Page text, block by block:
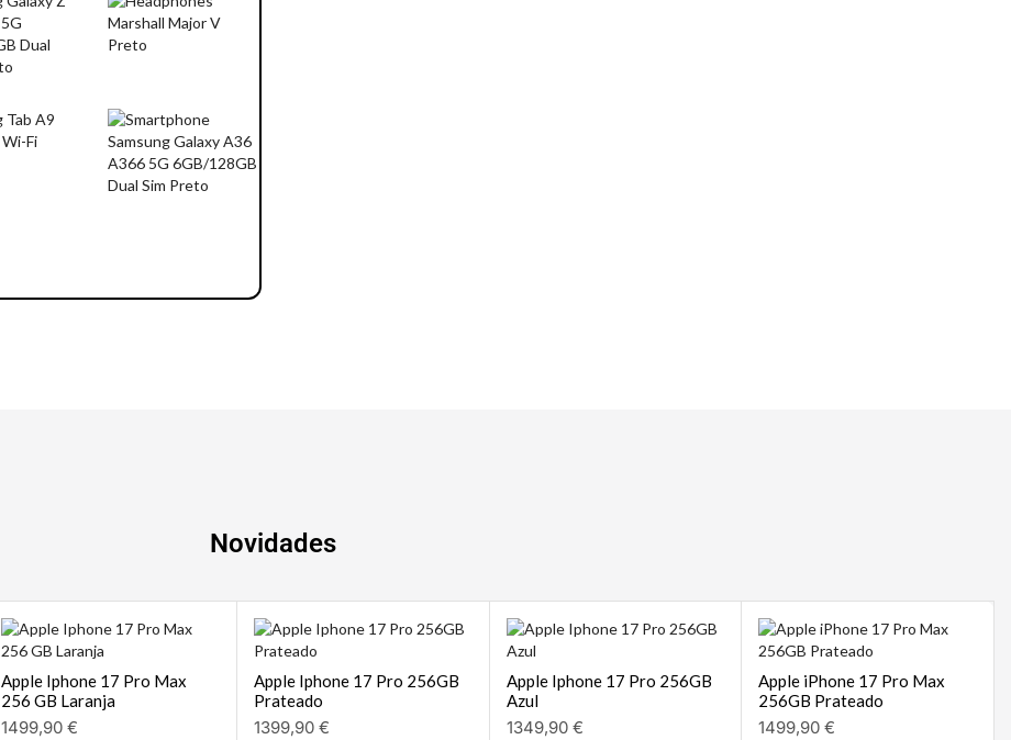
Novidades
Apple Iphone 17 Pro Max
256 GB Laranja
1499,90€
Apple Iphone 17 Pro 256GB
Prateado
1399,90 €
Apple Iphone 17 Pro 256GB
Azul
1349,90 €
Apple iPhone 17 Pro Max
256GB Prateado
1499,90€